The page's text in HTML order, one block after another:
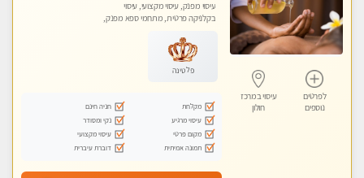
לפרטים
נוספים
עיסוי במרכז
חולון
עיסוי מפנק, עיסוי מקצועי, עיסוי
בקלניקה פרטית, מתחמי ספא מפנק,
פלטינה
מקלחת
חניה חינם
עיסוי מרגיע
נקי ומסודר
מקום פרטי
עיסוי מקצועי
תמונה אמיתית
דוברת עיברית